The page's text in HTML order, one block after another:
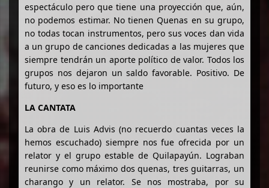
espectáculo pero que tiene una proyección que, aún,
no podemos estimar. No tienen Quenas en su grupo,
no todas tocan instrumentos, pero sus voces dan vida
a un grupo de canciones dedicadas a las mujeres que
siempre tendrán un aporte político de valor. Todos los
grupos nos dejaron un saldo favorable. Positivo. De
futuro, y eso es lo importante
LA CANTATA
La obra de Luis Advis (no recuerdo cuantas veces la
hemos escuchado) siempre nos fue ofrecida por un
relator y el grupo estable de Quilapayún. Lograban
reunirse como máximo dos quenas, tres guitarras, un
charango y un relator. Se nos mostraba, por su